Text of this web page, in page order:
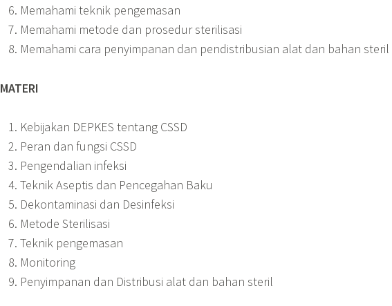
Memahami teknik pengemasan
Memahami metode dan prosedur sterilisasi
Memahami cara penyimpanan dan pendistribusian alat dan bahan steril
MATERI
Kebijakan DEPKES tentang CSSD
Peran dan fungsi CSSD
Pengendalian infeksi
Teknik Aseptis dan Pencegahan Baku
Dekontaminasi dan Desinfeksi
Metode Sterilisasi
Teknik pengemasan
Monitoring
Penyimpanan dan Distribusi alat dan bahan steril